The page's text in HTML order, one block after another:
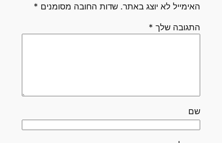
האימייל לא יוצג באתר. שדות החובה מסומנים *
התגובה שלך *
שם